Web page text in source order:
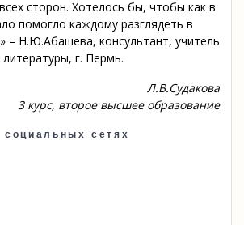
сторон. Хотелось бы, чтобы как в
помогло каждому разглядеть в
– Н.Ю.Абашева, консультант, учитель
литературы, г. Пермь.
Л.В.Судакова
3 курс, второе высшее образование
сетях